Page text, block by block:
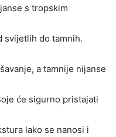
s tropskim
svijetlih do tamnih.
a tamnije nijanse
će sigurno pristajati
lako se nanosi i